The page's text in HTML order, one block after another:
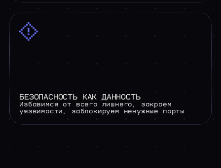
БЕЗОПАСНОСТЬ КАК ДАННОСТЬ
Избавимся от всего лишнего, закроем
уязвимости, заблокируем ненужные порты